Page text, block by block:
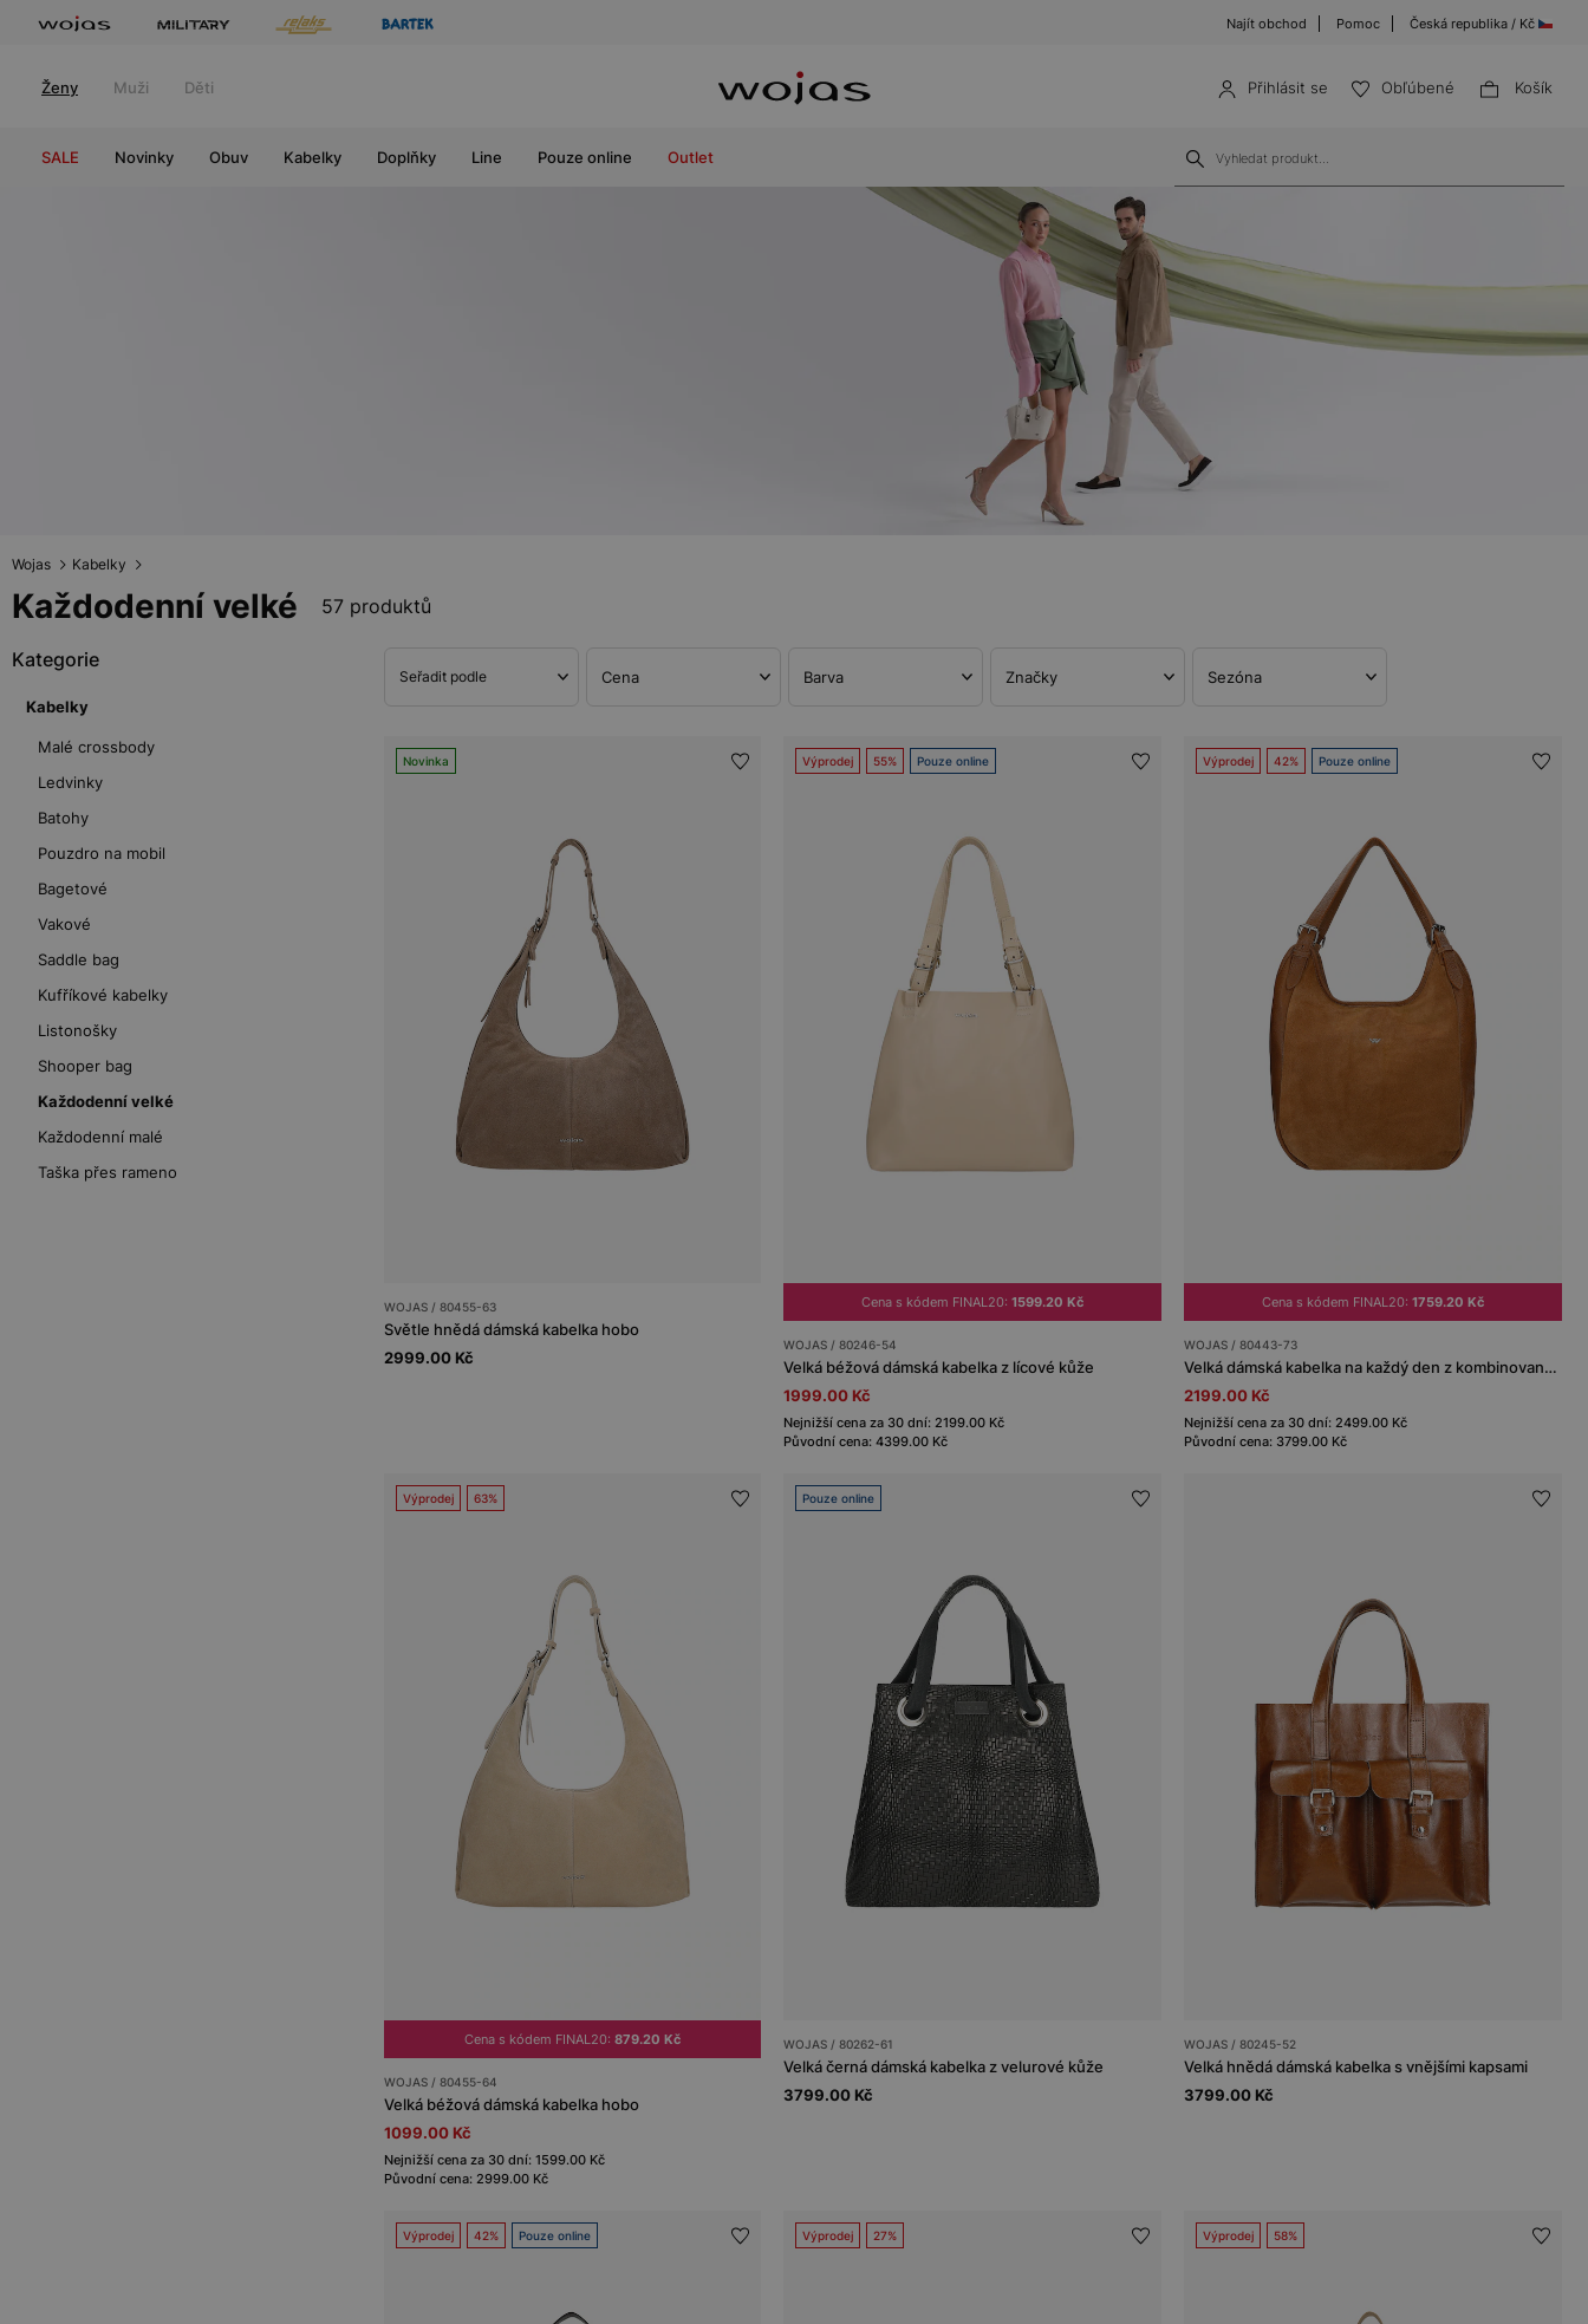
Najít obchod Pomoc Česká republika / Kč
Ženy Muži Děti Přihlásit se Obľúbené Košík
SALE Novinky Obuv Kabelky Doplňky Line Pouze online Outlet
Wojas Kabelky
Každodenní velké 57 produktů
Kategorie
Kabelky
Malé crossbody
Ledvinky
Batohy
Pouzdro na mobil
Bagetové
Vakové
Saddle bag
Kufříkové kabelky
Listonošky
Shooper bag
Každodenní velké
Každodenní malé
Taška přes rameno
Seřadit podle Cena Barva Značky Sezóna
Novinka
WOJAS / 80455-63
Světle hnědá dámská kabelka hobo
2999.00 Kč
Výprodej 55% Pouze online
Cena s kódem FINAL20:1599.20 Kč
WOJAS / 80246-54
Velká béžová dámská kabelka z lícové kůže
1999.00 Kč
Nejnižší cena za 30 dní: 2199.00 Kč
Původní cena: 4399.00 Kč
Výprodej 42% Pouze online
Cena s kódem FINAL20:1759.20 Kč
WOJAS / 80443-73
Velká dámská kabelka na každý den z kombinovaných kůží
2199.00 Kč
Nejnižší cena za 30 dní: 2499.00 Kč
Původní cena: 3799.00 Kč
Výprodej 63%
Cena s kódem FINAL20: 879.20 Kč
WOJAS / 80455-64
Velká béžová dámská kabelka hobo
1099.00 Kč
Nejnižší cena za 30 dní: 1599.00 Kč
Původní cena: 2999.00 Kč
Pouze online
WOJAS / 80262-61
Velká černá dámská kabelka z velurové kůže
3799.00 Kč
WOJAS / 80245-52
Velká hnědá dámská kabelka s vnějšími kapsami
3799.00 Kč
Výprodej 42% Pouze online Výprodej 27% Výprodej 58%